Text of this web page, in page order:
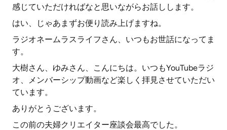
感じていただければなと思いながらお話しします。
はい、じゃあまずお便り読み上げますね。
ラジオネームラスライフさん、いつもお世話になってま
す。
大樹さん、ゆみさん、こんにちは。いつもYouTubeラジ
オ、メンバーシップ動画など楽しく拝見させていただい
ています。
ありがとうございます。
この前の夫婦クリエイター座談会最高でした。